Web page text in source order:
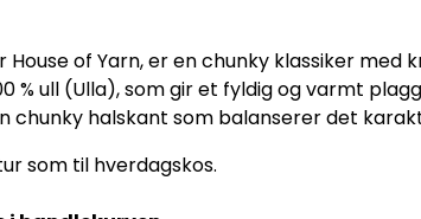
of Yarn, er en chunky klassiker
% ull (Ulla), som gir et fyldig og varmt
chunky halskant som balanserer det
som til hverdagskos.